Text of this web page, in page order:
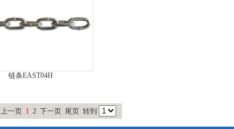
链条EAST04H
上一页 1 2 下一页 尾页 转到